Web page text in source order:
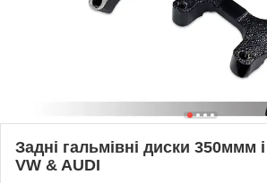
Задні гальмівні диски 350ммм
VW & AUDI